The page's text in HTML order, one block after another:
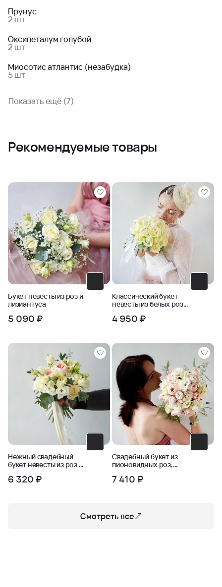
Прунус
2 шт
Оксипеталум голубой
2 шт
Миосотис атлантис (незабудка)
5 шт
Показать ещё (7)
Рекомендуемые товары
Букет невесты из роз и
лизиантуса
5 090 ₽
Классический букет
невесты из белых роз
4 950 ₽
Нежный свадебный
букет невесты из роз и
мятежность
6 320 ₽
Свадебный букет из
пионовидных роз,
7 410 ₽
Смотреть все